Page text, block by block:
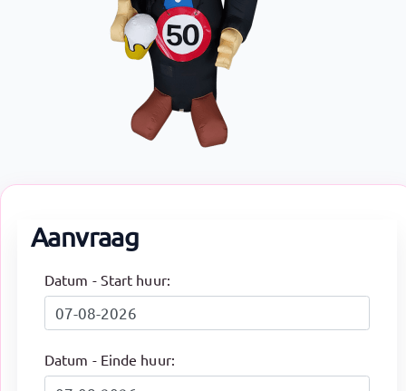
Aanvraag
Datum - Start huur:
Datum - Einde huur: